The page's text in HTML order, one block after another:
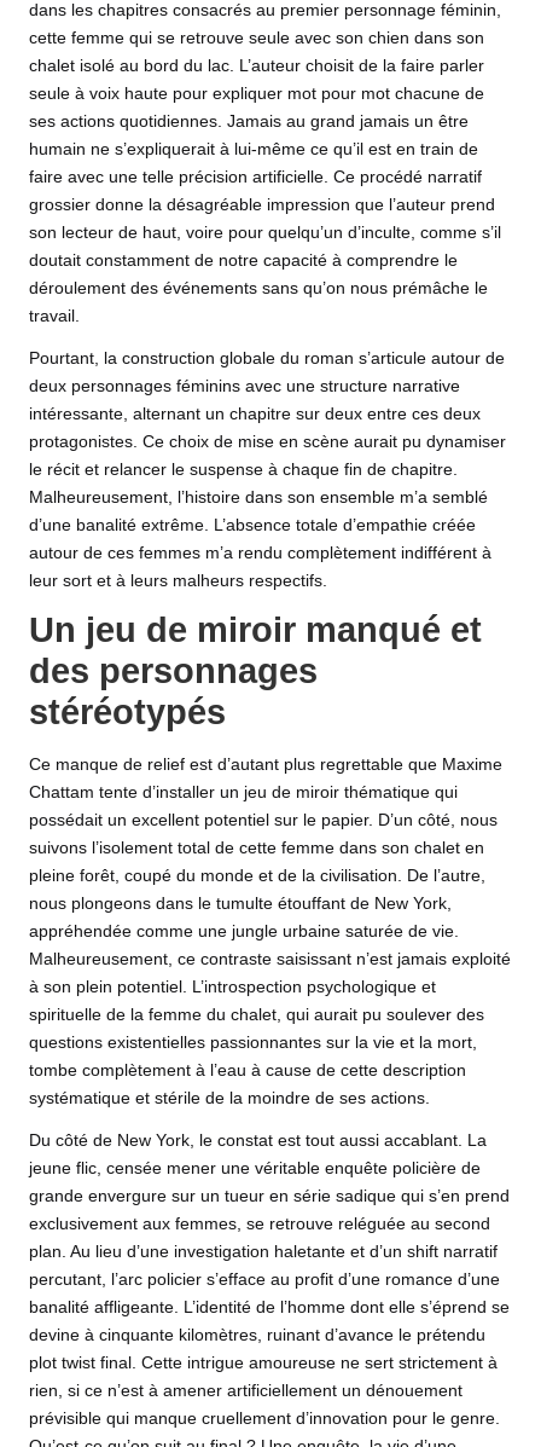
dans les chapitres consacrés au premier personnage féminin,
cette femme qui se retrouve seule avec son chien dans son
chalet isolé au bord du lac. L’auteur choisit de la faire parler
seule à voix haute pour expliquer mot pour mot chacune de
ses actions quotidiennes. Jamais au grand jamais un être
humain ne s’expliquerait à lui-même ce qu’il est en train de
faire avec une telle précision artificielle. Ce procédé narratif
grossier donne la désagréable impression que l’auteur prend
son lecteur de haut, voire pour quelqu’un d’inculte, comme s’il
doutait constamment de notre capacité à comprendre le
déroulement des événements sans qu’on nous prémâche le
travail.
Pourtant, la construction globale du roman s’articule autour de
deux personnages féminins avec une structure narrative
intéressante, alternant un chapitre sur deux entre ces deux
protagonistes. Ce choix de mise en scène aurait pu dynamiser
le récit et relancer le suspense à chaque fin de chapitre.
Malheureusement, l’histoire dans son ensemble m’a semblé
d’une banalité extrême. L’absence totale d’empathie créée
autour de ces femmes m’a rendu complètement indifférent à
leur sort et à leurs malheurs respectifs.
Un jeu de miroir manqué et
des personnages
stéréotypés
Ce manque de relief est d’autant plus regrettable que Maxime
Chattam tente d’installer un jeu de miroir thématique qui
possédait un excellent potentiel sur le papier. D’un côté, nous
suivons l’isolement total de cette femme dans son chalet en
pleine forêt, coupé du monde et de la civilisation. De l’autre,
nous plongeons dans le tumulte étouffant de New York,
appréhendée comme une jungle urbaine saturée de vie.
Malheureusement, ce contraste saisissant n’est jamais exploité
à son plein potentiel. L’introspection psychologique et
spirituelle de la femme du chalet, qui aurait pu soulever des
questions existentielles passionnantes sur la vie et la mort,
tombe complètement à l’eau à cause de cette description
systématique et stérile de la moindre de ses actions.
Du côté de New York, le constat est tout aussi accablant. La
jeune flic, censée mener une véritable enquête policière de
grande envergure sur un tueur en série sadique qui s’en prend
exclusivement aux femmes, se retrouve reléguée au second
plan. Au lieu d’une investigation haletante et d’un shift narratif
percutant, l’arc policier s’efface au profit d’une romance d’une
banalité affligeante. L’identité de l’homme dont elle s’éprend se
devine à cinquante kilomètres, ruinant d’avance le prétendu
plot twist final. Cette intrigue amoureuse ne sert strictement à
rien, si ce n’est à amener artificiellement un dénouement
prévisible qui manque cruellement d’innovation pour le genre.